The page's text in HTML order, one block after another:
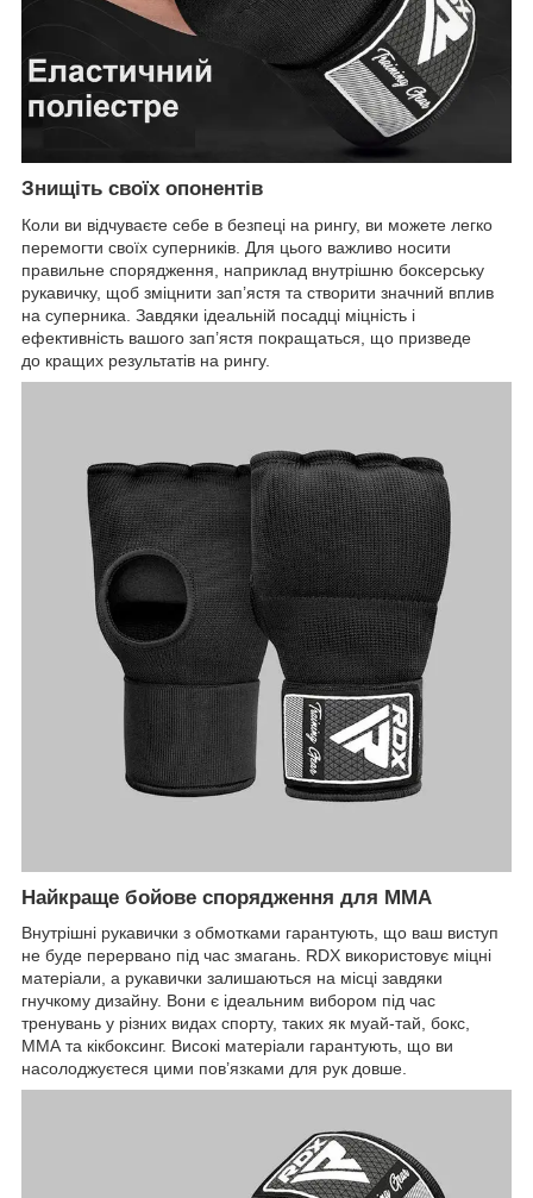
Знищіть своїх опонентів
Коли ви відчуваєте себе в безпеці на рингу, ви можете легко
перемогти своїх суперників. Для цього важливо носити
правильне спорядження, наприклад внутрішню боксерську
рукавичку, щоб зміцнити зап’ястя та створити значний вплив
на суперника. Завдяки ідеальній посадці міцність і
ефективність вашого зап’ястя покращаться, що призведе
до кращих результатів на рингу.
Найкраще бойове спорядження для MMA
Внутрішні рукавички з обмотками гарантують, що ваш виступ
не буде перервано під час змагань. RDX використовує міцні
матеріали, а рукавички залишаються на місці завдяки
гнучкому дизайну. Вони є ідеальним вибором під час
тренувань у різних видах спорту, таких як муай-тай, бокс,
ММА та кікбоксинг. Високі матеріали гарантують, що ви
насолоджуєтеся цими пов’язками для рук довше.